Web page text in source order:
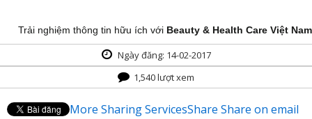
Trải nghiệm thông tin hữu ích với Beauty & Health Care Việt Nam
Ngày đăng: 14-02-2017
1,540 lượt xem
More Sharing ServicesShare Share on email